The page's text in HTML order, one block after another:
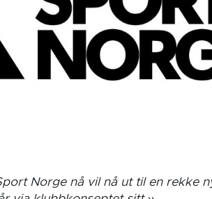
Norge nå vil nå ut til en rekke